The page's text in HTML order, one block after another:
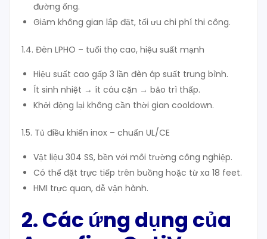
đường ống.
Giảm không gian lắp đặt, tối ưu chi phí thi công.
1.4. Đèn LPHO – tuổi thọ cao, hiệu suất mạnh
Hiệu suất cao gấp 3 lần đèn áp suất trung bình.
Ít sinh nhiệt → ít cáu cặn → bảo trì thấp.
Khởi động lại không cần thời gian cooldown.
1.5. Tủ điều khiển inox – chuẩn UL/CE
Vật liệu 304 SS, bền với môi trường công nghiệp.
Có thể đặt trực tiếp trên buồng hoặc từ xa 18 feet.
HMI trực quan, dễ vận hành.
2. Các ứng dụng của